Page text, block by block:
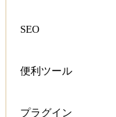
SEO
便利ツール
プラグイン